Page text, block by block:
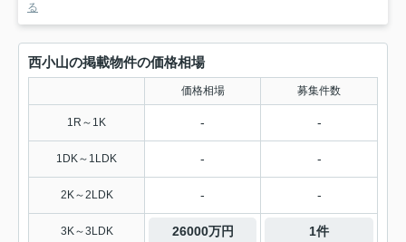
る
西小山の掲載物件の価格相場
価格相場 募集件数
1R～1K - -
1DK～1LDK - -
2K～2LDK - -
3K～3LDK 26000万円 1件